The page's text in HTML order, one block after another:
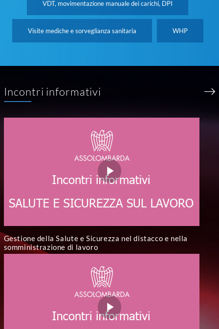
VDT, movimentazione manuale dei carichi, DPI
Visite mediche e sorveglianza sanitaria WHP
Incontri informativi
Gestione della Salute e Sicurezza nel distacco e nella
somministrazione di lavoro